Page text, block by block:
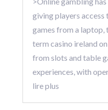
giving players access
games from a laptop,
term casino ireland
from slots and table
experiences, with
lire plus